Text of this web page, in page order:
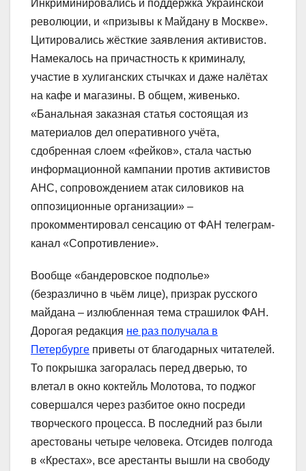
Инкриминировались и поддержка Украинской
революции, и «призывы к Майдану в Москве».
Цитировались жёсткие заявления активистов.
Намекалось на причастность к криминалу,
участие в хулиганских стычках и даже налётах
на кафе и магазины. В общем, живенько.
«Банальная заказная статья состоящая из
материалов дел оперативного учёта,
сдобренная слоем «фейков», стала частью
информационной кампании против активистов
АНС, сопровождением атак силовиков на
оппозиционные организации» –
прокомментировал сенсацию от ФАН телеграм-
канал «Сопротивление».
Вообще «бандеровское подполье»
(безразлично в чьём лице), призрак русского
майдана – излюбленная тема страшилок ФАН.
Дорогая редакция не раз получала в
Петербурге приветы от благодарных читателей.
То покрышка загоралась перед дверью, то
влетал в окно коктейль Молотова, то поджог
совершался через разбитое окно посреди
творческого процесса. В последний раз были
арестованы четыре человека. Отсидев полгода
в «Крестах», все арестанты вышли на свободу